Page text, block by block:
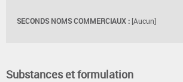
SECONDS NOMS COMMERCIAUX : [Aucun]
Substances et formulation